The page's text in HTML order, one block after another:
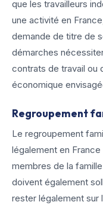
que les travailleurs
une activité en
demande de titre de
démarches
contrats de travail ou
économique
Regroupement
Le regroupement
légalement en
membres de la
doivent également
rester légalement sur